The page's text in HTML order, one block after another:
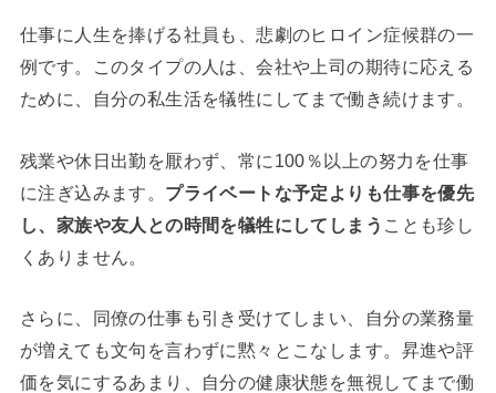
仕事に人生を捧げる社員も、悲劇のヒロイン症候群の一
例です。このタイプの人は、会社や上司の期待に応える
ために、自分の私生活を犠牲にしてまで働き続けます。
残業や休日出勤を厭わず、常に100％以上の努力を仕事
に注ぎ込みます。 プライベートな予定よりも仕事を優先
し、家族や友人との時間を犠牲にしてしまう ことも珍し
くありません。
さらに、同僚の仕事も引き受けてしまい、自分の業務量
が増えても文句を言わずに黙々とこなします。昇進や評
価を気にするあまり、自分の健康状態を無視してまで働